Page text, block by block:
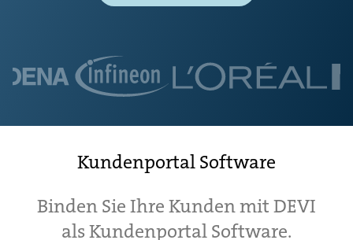
Kundenportal Software
Binden Sie Ihre Kunden mit DEVI
als Kundenportal Software.